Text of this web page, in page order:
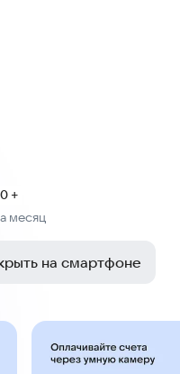
+
месяц
на смартфоне